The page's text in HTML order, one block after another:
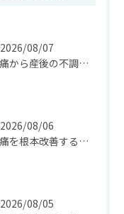
2026/08/07
腰痛から産後の不調まで整骨院で根本改善する方法
2026/08/06
腰痛を根本改善する整骨院の施術とアドバイスの重要性
2026/08/05